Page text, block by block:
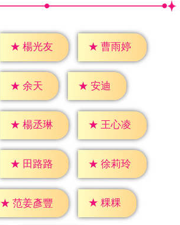
★ 楊光友 ★ 曹雨婷
★ 余天 ★ 安迪
★ 楊丞琳 ★ 王心凌
★ 田路路 ★ 徐莉玲
★ 范姜彥豐 ★ 粿粿